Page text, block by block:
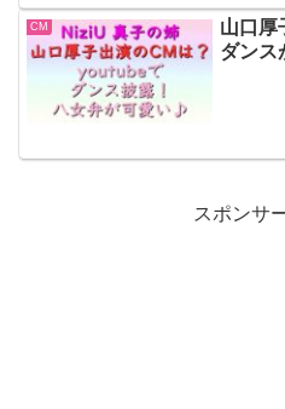
CM
山口厚
ダンス
スポンサ